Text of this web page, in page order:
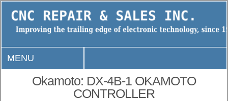
MENU
Okamoto: DX-4B-1 OKAMOTO
CONTROLLER